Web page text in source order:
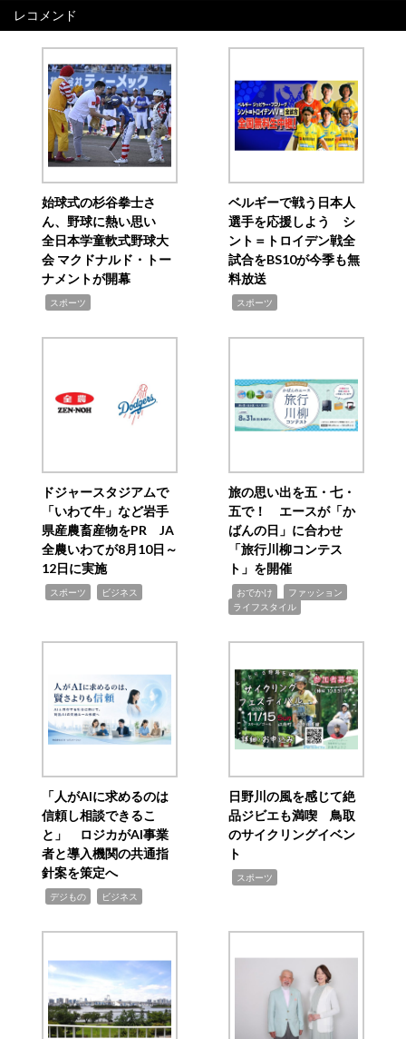
レコメンド
始球式の杉谷拳士さ
ん、野球に熱い思い
全日本学童軟式野球大
会 マクドナルド・トー
ナメントが開幕
スポーツ
ベルギーで戦う日本人
選手を応援しよう シ
ント＝トロイデン戦全
試合をBS10が今季も無
料放送
スポーツ
ドジャースタジアムで
「いわて牛」など岩手
県産農畜産物をPR JA
全農いわてが8月10日～
12日に実施
スポーツ ビジネス
旅の思い出を五・七・
五で！ エースが「か
ばんの日」に合わせ
「旅行川柳コンテス
ト」を開催
おでかけ ファッション
ライフスタイル
「人がAIに求めるのは
信頼し相談できるこ
と」 ロジカがAI事業
者と導入機関の共通指
針案を策定へ
デジもの ビジネス
日野川の風を感じて絶
品ジビエも満喫 鳥取
のサイクリングイベン
ト
スポーツ